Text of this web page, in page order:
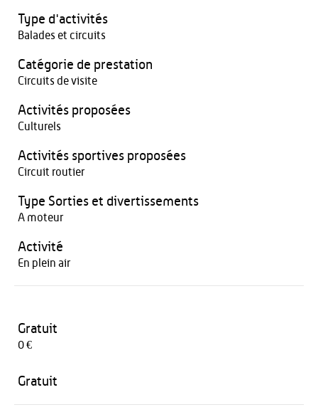
Type d'activités
Balades et circuits
Catégorie de prestation
Circuits de visite
Activités proposées
Culturels
Activités sportives proposées
Circuit routier
Type Sorties et divertissements
A moteur
Activité
En plein air
Gratuit
0 €
Gratuit